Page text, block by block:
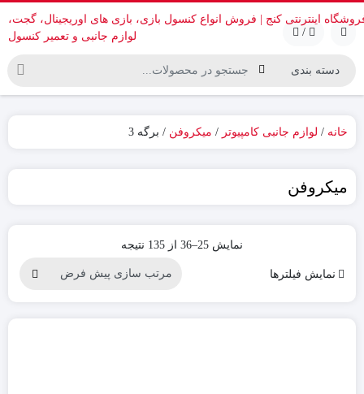
/
خانه / لوازم جانبی کامپیوتر / میکروفن / برگه 3
میکروفن
نمایش 25–36 از 135 نتیجه
نمایش فیلترها